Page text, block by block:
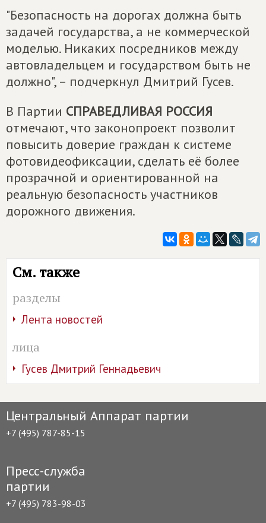
"Безопасность на дорогах должна быть
задачей государства, а не коммерческой
моделью. Никаких посредников между
автовладельцем и государством быть не
должно", – подчеркнул Дмитрий Гусев.
В Партии СПРАВЕДЛИВАЯ РОССИЯ
отмечают, что законопроект позволит
повысить доверие граждан к системе
фотовидеофиксации, сделать её более
прозрачной и ориентированной на
реальную безопасность участников
дорожного движения.
См. также
разделы
Лента новостей
лица
Гусев Дмитрий Геннадьевич
Центральный Аппарат партии
+7 (495) 787-85-15
Пресс-служба
партии
+7 (495) 783-98-03